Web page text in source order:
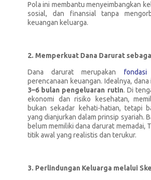
Pola ini membantu menyeimbangkan
sosial, dan finansial tanpa
keuangan keluarga.
2. Memperkuat Dana Darurat
Dana darurat merupakan
perencanaan keuangan. Idealnya,
3–6 bulan pengeluaran rutin. Di
ekonomi dan risiko kesehatan,
bukan sekadar kehati-hatian, tetapi
yang dianjurkan dalam prinsip syariah.
belum memiliki dana darurat memadai,
titik awal yang realistis dan terukur.
3. Perlindungan Keluarga melalui